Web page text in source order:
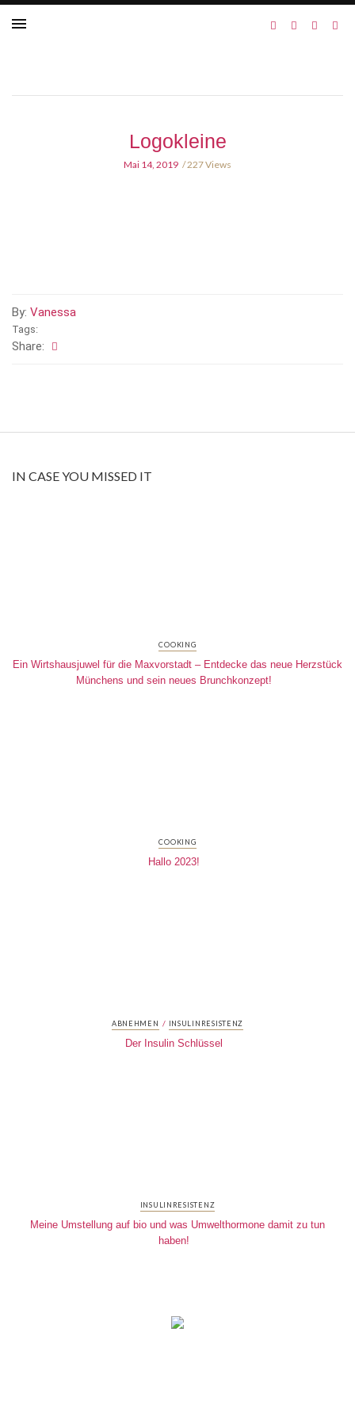
Logokleine
Mai 14, 2019 227 Views
By: Vanessa
Tags:
Share:
IN CASE YOU MISSED IT
COOKING
Ein Wirtshausjuwel für die Maxvorstadt – Entdecke das neue Herzstück
Münchens und sein neues Brunchkonzept!
COOKING
Hallo 2023!
ABNEHMEN / INSULINRESISTENZ
Der Insulin Schlüssel
INSULINRESISTENZ
Meine Umstellung auf bio und was Umwelthormone damit zu tun
haben!